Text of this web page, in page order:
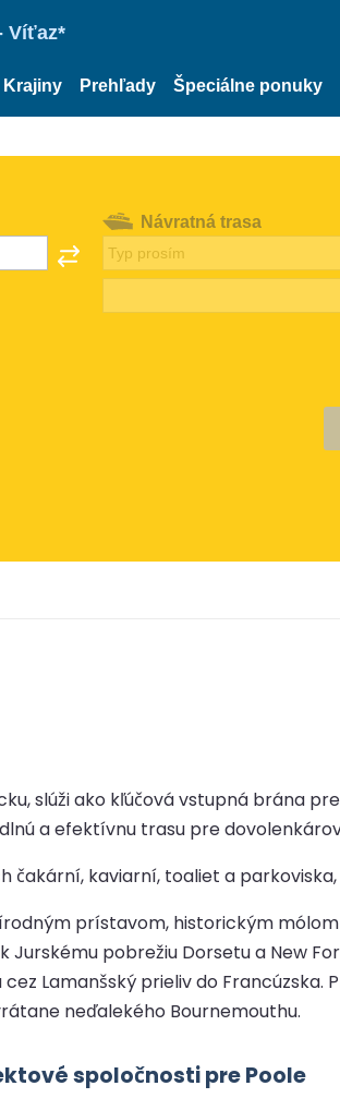
Víťaz*
Krajiny Prehľady Špeciálne ponuky
Návratná trasa
slúži ako kľúčová vstupná brána
a efektívnu trasu pre
kaviarní, toaliet a
prístavom, historickým
Jurskému pobrežiu Dorsetu a New
Lamanšský prieliv do Francúzska.
neďalekého Bournemouthu.
spoločnosti pre Poole